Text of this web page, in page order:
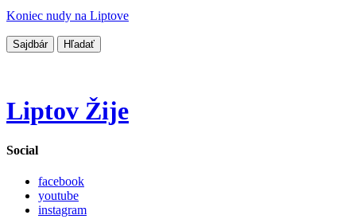
Koniec nudy na Liptove
Sajdbár Hľadať
Liptov Žije
Social
facebook
youtube
instagram